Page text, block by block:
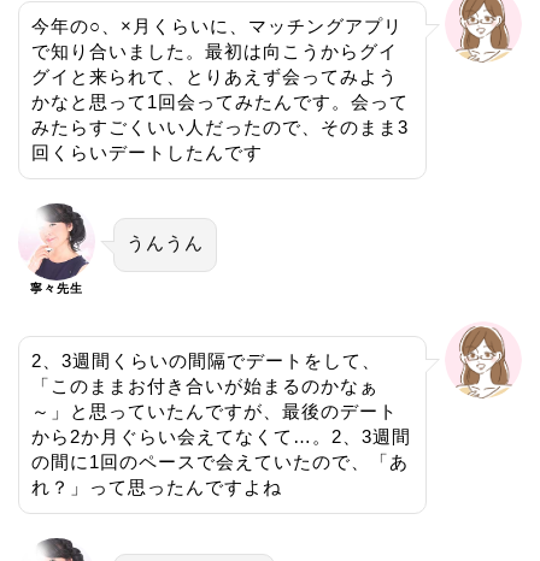
今年の○、×月くらいに、マッチングアプリ
で知り合いました。最初は向こうからグイ
グイと来られて、とりあえず会ってみよう
かなと思って1回会ってみたんです。会って
みたらすごくいい人だったので、そのまま3
回くらいデートしたんです
寧々先生
うんうん
2、3週間くらいの間隔でデートをして、
「このままお付き合いが始まるのかなぁ
～」と思っていたんですが、最後のデート
から2か月ぐらい会えてなくて…。2、3週間
の間に1回のペースで会えていたので、「あ
れ？」って思ったんですよね